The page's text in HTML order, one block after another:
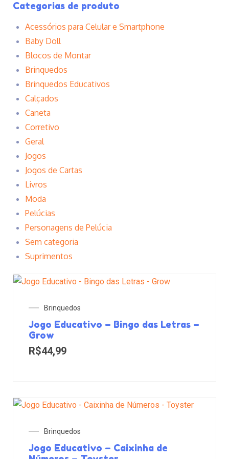
Categorias de produto
Acessórios para Celular e Smartphone
Baby Doll
Blocos de Montar
Brinquedos
Brinquedos Educativos
Calçados
Caneta
Corretivo
Geral
Jogos
Jogos de Cartas
Livros
Moda
Pelúcias
Personagens de Pelúcia
Sem categoria
Suprimentos
Brinquedos
Jogo Educativo – Bingo das Letras –
Grow
R$44,99
Brinquedos
Jogo Educativo – Caixinha de